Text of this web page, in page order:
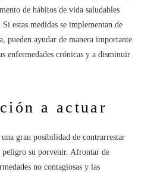
de hábitos de vida saludables
Si estas medidas se implementan de
pueden ayudar de manera importante
enfermedades crónicas y a disminuir
a actuar
gran posibilidad de contrarrestar
peligro su porvenir. Afrontar de
no contagiosas y las